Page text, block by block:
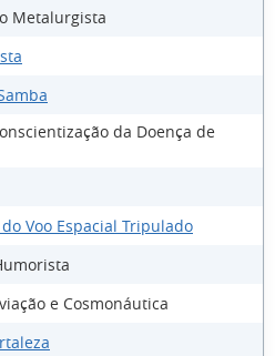
Metalurgista
da Doença de
Voo Espacial Tripulado
e Cosmonáutica